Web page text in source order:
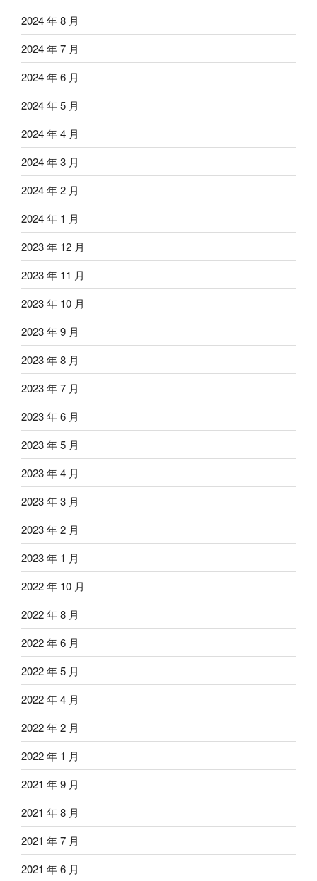
2024 年 8 月
2024 年 7 月
2024 年 6 月
2024 年 5 月
2024 年 4 月
2024 年 3 月
2024 年 2 月
2024 年 1 月
2023 年 12 月
2023 年 11 月
2023 年 10 月
2023 年 9 月
2023 年 8 月
2023 年 7 月
2023 年 6 月
2023 年 5 月
2023 年 4 月
2023 年 3 月
2023 年 2 月
2023 年 1 月
2022 年 10 月
2022 年 8 月
2022 年 6 月
2022 年 5 月
2022 年 4 月
2022 年 2 月
2022 年 1 月
2021 年 9 月
2021 年 8 月
2021 年 7 月
2021 年 6 月